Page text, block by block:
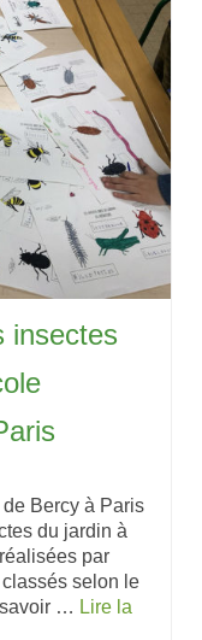
insectes
de Bercy à Paris
du jardin à
par
selon le
savoir … Lire la